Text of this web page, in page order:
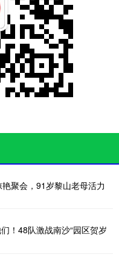
聚会，91岁黎山老母活力
！48队激战南沙“园区贺岁